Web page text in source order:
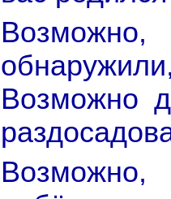
Возможно,
Возможно